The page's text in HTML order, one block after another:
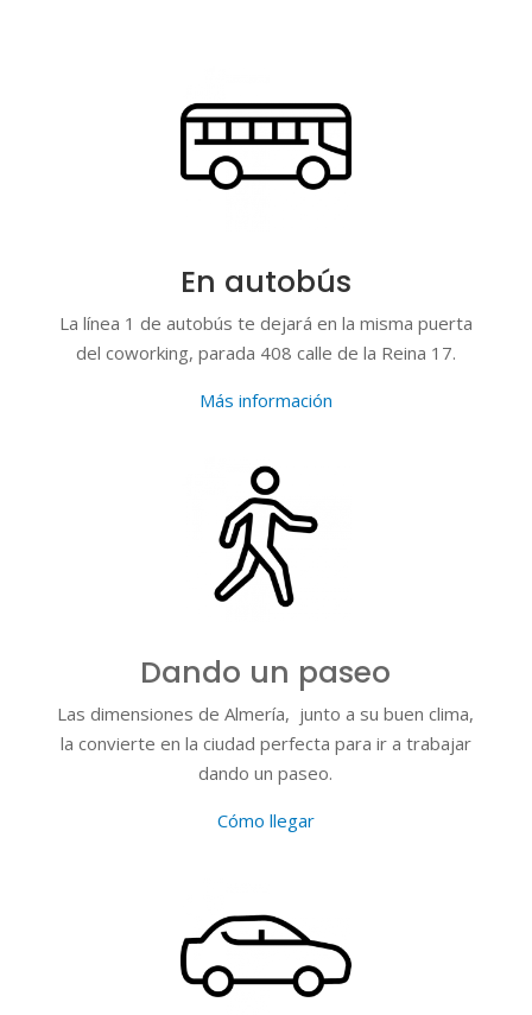
En autobús
La línea 1 de autobús te dejará en la misma puerta
del coworking, parada 408 calle de la Reina 17.
Más información
Dando un paseo
Las dimensiones de Almería, junto a su buen clima,
la convierte en la ciudad perfecta para ir a trabajar
dando un paseo.
Cómo llegar